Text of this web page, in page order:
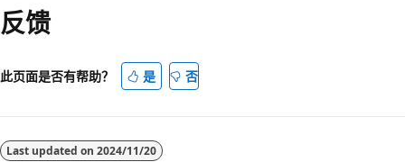
反馈
此页面是否有帮助？ 是 否
Last updated on 2024/11/20